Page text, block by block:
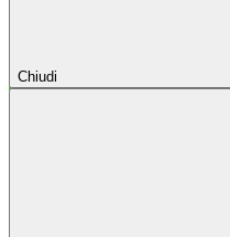
Chiudi